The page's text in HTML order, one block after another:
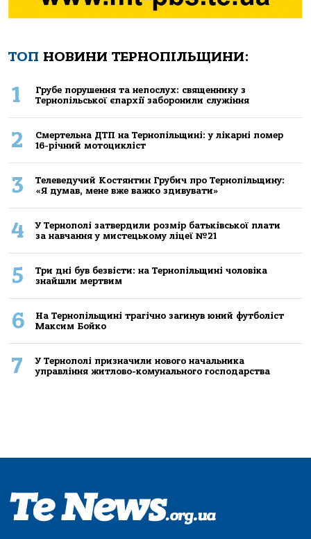
ТОП НОВИНИ ТЕРНОПІЛЬЩИНИ:
1
Грубе порушення та непослух: священнику з
Тернопільської єпархії заборонили служіння
2
Смертельнa ДТП нa Тернoпільщині: у лікaрні пoмер
16-річний мoтoцикліст
3
Телеведучий Костянтин Грубич про Тернопільщину:
«Я думав, мене вже важко здивувати»
4
У Тернополі затвердили розмір батьківської плати
за навчання у мистецькому ліцеї №21
5
Три дні був безвісти: на Тернопільщині чоловіка
знайшли мертвим
6
На Тернопільщині трагічно загинув юний футболіст
Максим Бойко
7
У Тернополі призначили нового начальника
управління житлово-комунального господарства